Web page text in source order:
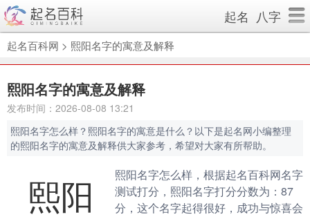
起名 八字
起名百科网 > 熙阳名字的寓意及解释
熙阳名字的寓意及解释
发布时间：2026-08-08 13:21
熙阳名字怎么样？熙阳名字的寓意是什么？以下是起名网小编整理
的熙阳名字的寓意及解释供大家参考，希望对大家有所帮助。
熙阳
熙阳名字怎么样，根据起名百科网名字
测试打分，熙阳名字打分分数为：87
分，这个名字起得很好，成功与惊喜会